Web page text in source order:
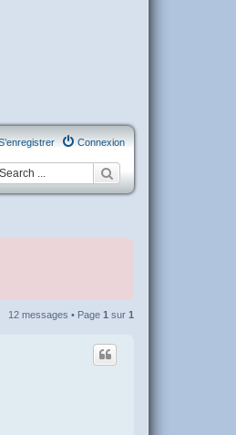
Connexion
12 messages • Page 1 sur 1